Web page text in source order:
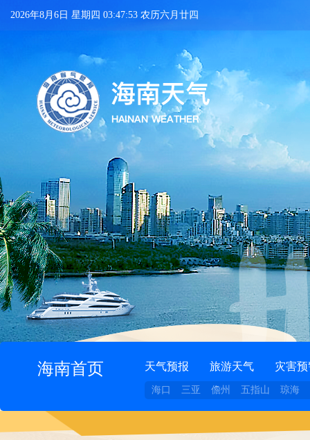
2026年8月6日 星期四 03:47:54 农历六月廿四
海南首页 天气预报 旅游天气 灾害
海口 三亚 儋州 五指山 琼海